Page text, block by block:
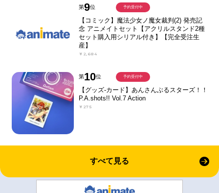
第9位
【コミック】魔法少女ノ魔女裁判(2) 発売記
念 アニメイトセット【アクリルスタンド2種
セット購入用シリアル付き】【完全受注生
産】
￥2,684
予約受付中
第10位
【グッズ-カード】あんさんぶるスターズ！！
P.A.shots!! Vol.7 Action
￥275
予約受付中
すべて見る